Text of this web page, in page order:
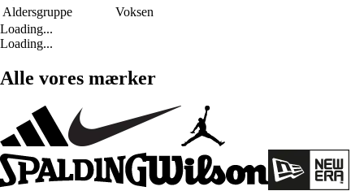
Aldersgruppe
Voksen
Loading...
Loading...
Alle vores mærker